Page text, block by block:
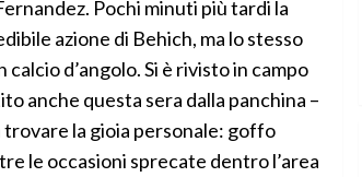
Pochi minuti più tardi la
azione di Behich, ma lo stesso
d’angolo. Si è rivisto in campo
anche questa sera dalla panchina –
trovare la gioia personale: goffo
le occasioni sprecate dentro l’area